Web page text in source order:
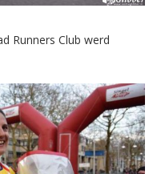
Runners Club werd